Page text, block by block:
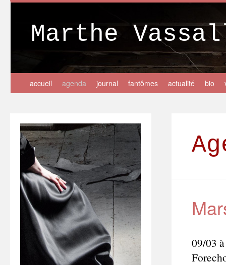
Marthe
accueil agenda journal fantômes actualité bio
09/03